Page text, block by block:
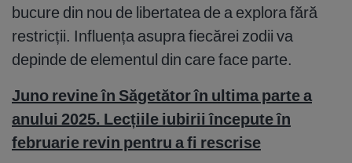
bucure din nou de libertatea de a explora fără
restricții. Influența asupra fiecărei zodii va
depinde de elementul din care face parte.
Juno revine în Săgetător în ultima parte a
anului 2025. Lecțiile iubirii începute în
februarie revin pentru a fi rescrise